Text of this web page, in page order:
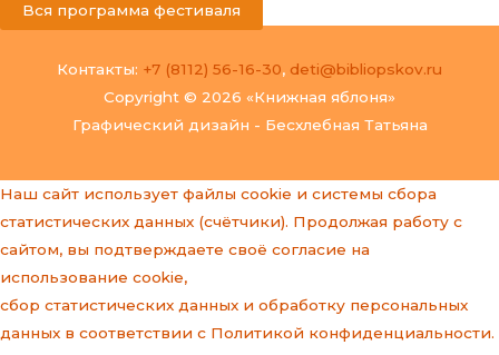
Вся программа фестиваля
Контакты: +7 (8112) 56-16-30, deti@bibliopskov.ru
Copyright © 2026 «Книжная яблоня»
Графический дизайн - Бесхлебная Татьяна
Наш сайт использует файлы cookie и системы сбора
статистических данных (счётчики). Продолжая работу с
сайтом, вы подтверждаете своё согласие на
использование cookie,
сбор статистических данных и обработку персональных
данных в соответствии с Политикой конфиденциальности.